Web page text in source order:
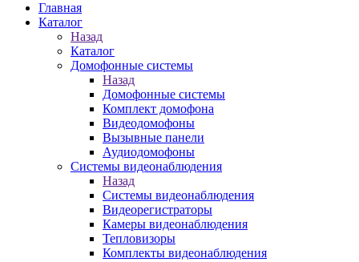
Главная
Каталог
Назад
Каталог
Домофонные системы
Назад
Домофонные системы
Комплект домофона
Видеодомофоны
Вызывные панели
Аудиодомофоны
Системы видеонаблюдения
Назад
Системы видеонаблюдения
Видеорегистраторы
Камеры видеонаблюдения
Тепловизоры
Комплекты видеонаблюдения